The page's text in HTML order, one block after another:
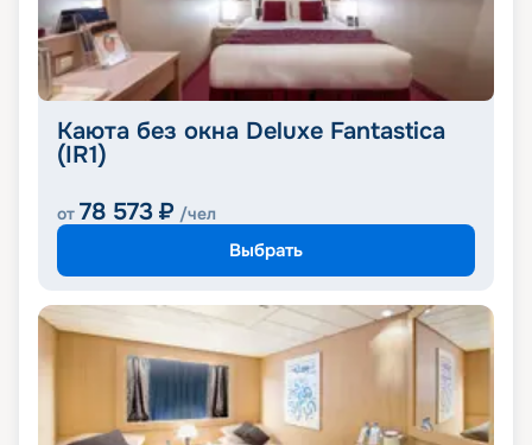
Каюта без окна Deluxe Fantastica
(IR1)
от 78 573 ₽ /чел
Выбрать